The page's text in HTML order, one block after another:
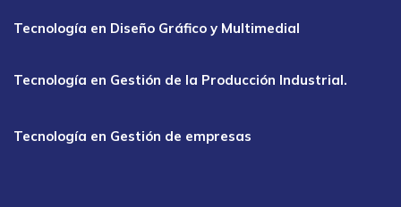
Tecnología en Diseño Gráfico y Multimedial
Tecnología en Gestión de la Producción Industrial.
Tecnología en Gestión de empresas